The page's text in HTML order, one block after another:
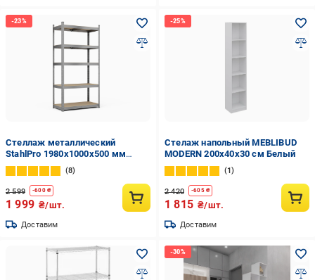
Стеллаж металлический
StahlPro 1980x1000x500 мм
оцинкованный 5 полок МДФ
8
2 599 -600₴
1 999 ₴/шт.
Доставим
Стелаж напольный MEBLIBUD
MODERN 200х40х30 см Белый
1
2 420 -605₴
1 815 ₴/шт.
Доставим